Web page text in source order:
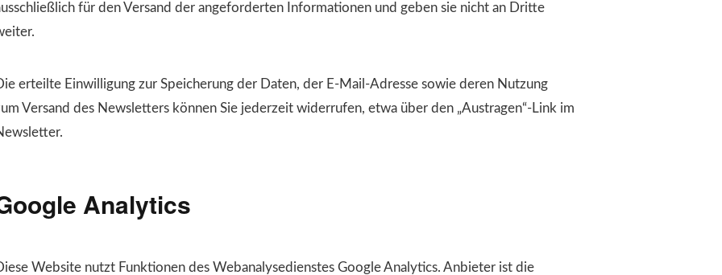
für den Versand der angeforderten Informationen und geben sie nicht an Dritte
erteilte Einwilligung zur Speicherung der Daten, der E-Mail-Adresse sowie deren Nutzung
Versand des Newsletters können Sie jederzeit widerrufen, etwa über den „Austragen“-Link im
Analytics
Website nutzt Funktionen des Webanalysedienstes Google Analytics. Anbieter ist die